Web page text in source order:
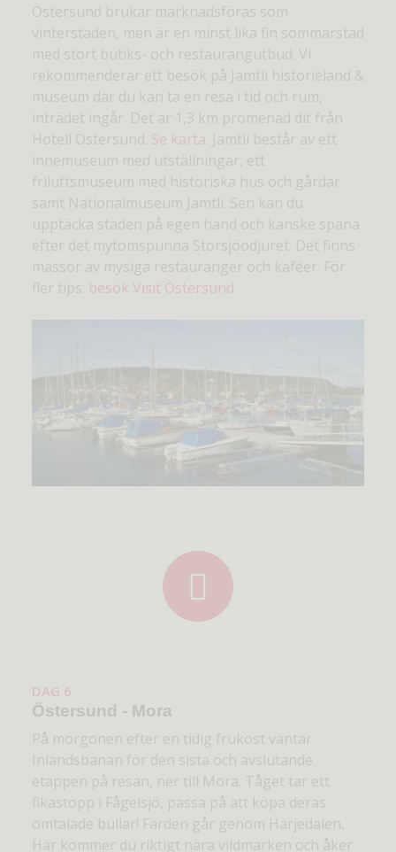
Östersund brukar marknadsföras som
vinterstaden, men är en minst lika fin sommarstad
med stort butiks- och restaurangutbud. Vi
rekommenderar ett besök på Jamtli historieland &
museum där du kan ta en resa i tid och rum,
inträdet ingår. Det är 1,3 km promenad dit från
Hotell Östersund. Se karta. Jamtli består av ett
innemuseum med utställningar, ett
friluftsmuseum med historiska hus och gårdar
samt Nationalmuseum Jamtli. Sen kan du
upptäcka staden på egen hand och kanske spana
efter det mytomspunna Storsjöodjuret. Det finns
massor av mysiga restauranger och kaféer. För
fler tips: besök Visit Östersund
DAG 6
Östersund - Mora
På morgonen efter en tidig frukost väntar
Inlandsbanan för den sista och avslutande
etappen på resan, ner till Mora. Tåget tar ett
fikastopp i Fågelsjö, passa på att köpa deras
omtalade bullar! Färden går genom Härjedalen.
Här kommer du riktigt nära vildmarken och åker